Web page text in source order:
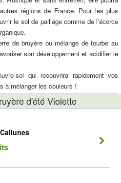
régions de France. Pour les plus
le sol de paillage comme de l’écorce
de bruyère ou mélange de tourbe au
son développement et acidifier le
sol qui recouvrira rapidement vos
à mélanger les couleurs !
d'été Violette